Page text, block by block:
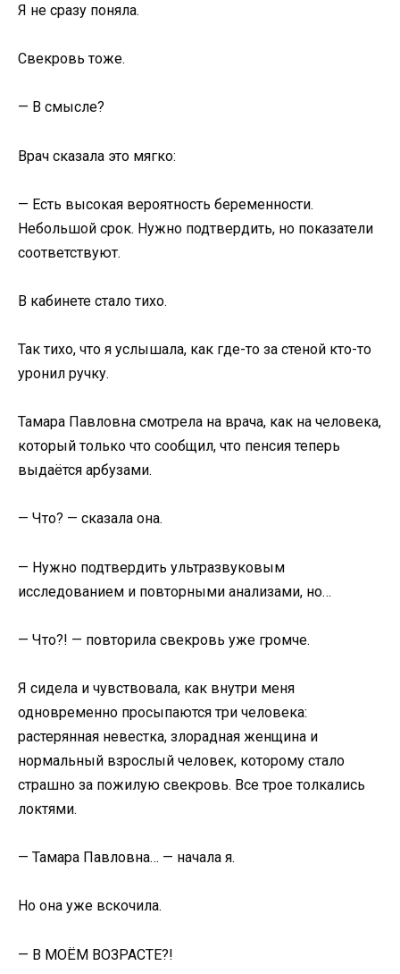
Я не сразу поняла.
Свекровь тоже.
— В смысле?
Врач сказала это мягко:
— Есть высокая вероятность беременности.
Небольшой срок. Нужно подтвердить, но показатели
соответствуют.
В кабинете стало тихо.
Так тихо, что я услышала, как где-то за стеной кто-то
уронил ручку.
Тамара Павловна смотрела на врача, как на человека,
который только что сообщил, что пенсия теперь
выдаётся арбузами.
— Что? — сказала она.
— Нужно подтвердить ультразвуковым
исследованием и повторными анализами, но…
— Что?! — повторила свекровь уже громче.
Я сидела и чувствовала, как внутри меня
одновременно просыпаются три человека:
растерянная невестка, злорадная женщина и
нормальный взрослый человек, которому стало
страшно за пожилую свекровь. Все трое толкались
локтями.
— Тамара Павловна… — начала я.
Но она уже вскочила.
— В МОЁМ ВОЗРАСТЕ?!